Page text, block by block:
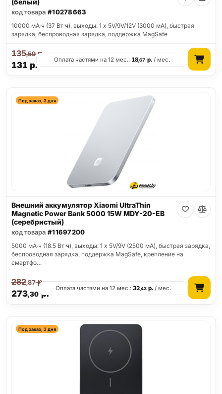
(белый)
код товара #10278663
10000 мА·ч (37 Вт·ч), выходы: 1 x 5V/9V/12V (3000 мА), быстрая
зарядка, беспроводная зарядка, поддержка MagSafe
131 р.
135,59р.
Оплата частями на 12 мес.:18,67 р./ мес.
Под заказ, 3 дня
Внешний аккумулятор Xiaomi UltraThin
Magnetic Power Bank 5000 15W MDY-20-EB
(серебристый)
код товара #11697200
5000 мА·ч (18.5 Вт·ч), выходы: 1 x 5V/9V (2500 мА), быстрая зарядка,
беспроводная зарядка, поддержка MagSafe, крепление на
смартфо…
273,30р.
282,87р.
Оплата частями на 12 мес.:32,43 р. / мес.
Под заказ, 3 дня